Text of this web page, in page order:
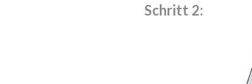
Schritt 2: